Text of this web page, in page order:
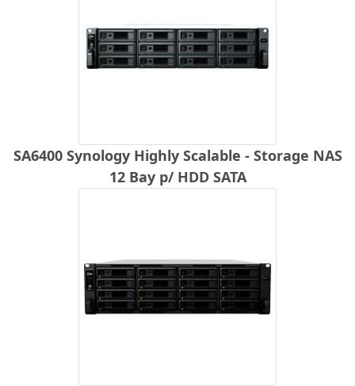
SA6400 Synology Highly Scalable - Storage NAS
12 Bay p/ HDD SATA